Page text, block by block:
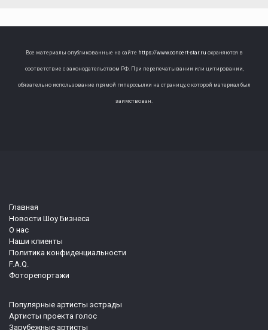
Все материалы опубликованные на сайте https://www.concert-star.ru охраняются в
соответствие с законодательством РФ. При перепечатывании или цитировании,
обязательно использование прямой гиперссылки на страницу, с которой материал был
заимствован.
Главная
Новости Шоу Бизнеса
О нас
Наши клиенты
Политика конфиденциальности
F.A.Q.
Фоторепортажи
Популярные артисты эстрады
Артисты проекта голос
Зарубежные артисты